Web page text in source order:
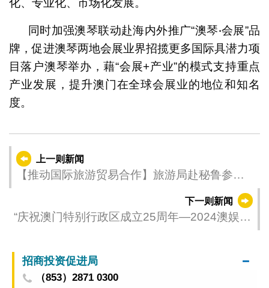
化、专业化、市场化发展。
同时加强澳琴联动赴海内外推广“澳琴‧会展”品
牌，促进澳琴两地会展业界招揽更多国际具潜力项
目落户澳琴举办，藉“会展+产业”的模式支持重点
产业发展，提升澳门在全球会展业的地位和知名
度。
上一则新闻
【推动国际旅游贸易合作】旅游局赴秘鲁参加
下一则新闻
“庆祝澳门特别行政区成立25周年—2024澳娱综
A分别夺小龙赛公开组女子组冠军
招商投资促进局
（853）2871 0300